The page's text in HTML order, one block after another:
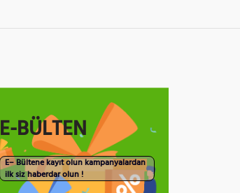
E-BÜLTEN
E– Bültene kayıt olun kampanyalardan
ilk siz haberdar olun !